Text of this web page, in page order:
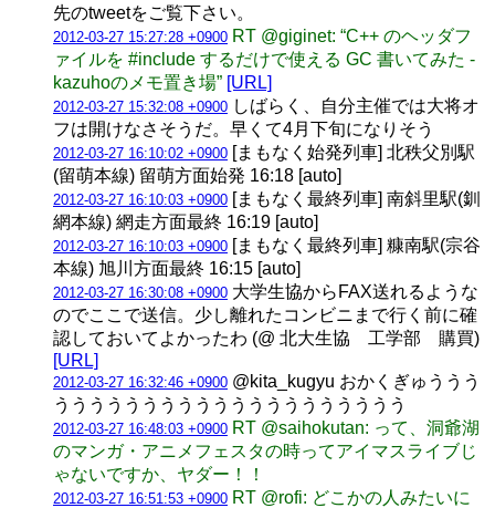
先のtweetをご覧下さい。
2012-03-27 15:27:28 +0900 RT @giginet: “C++ のヘッダフ
ァイルを #include するだけで使える GC 書いてみた -
kazuhoのメモ置き場” [URL]
2012-03-27 15:32:08 +0900 しばらく、自分主催では大将オ
フは開けなさそうだ。早くて4月下旬になりそう
2012-03-27 16:10:02 +0900 [まもなく始発列車] 北秩父別駅
(留萌本線) 留萌方面始発 16:18 [auto]
2012-03-27 16:10:03 +0900 [まもなく最終列車] 南斜里駅(釧
網本線) 網走方面最終 16:19 [auto]
2012-03-27 16:10:03 +0900 [まもなく最終列車] 糠南駅(宗谷
本線) 旭川方面最終 16:15 [auto]
2012-03-27 16:30:08 +0900 大学生協からFAX送れるような
のでここで送信。少し離れたコンビニまで行く前に確
認しておいてよかったわ (@ 北大生協 工学部 購買)
[URL]
2012-03-27 16:32:46 +0900 @kita_kugyu おかくぎゅううう
うううううううううううううううううううう
2012-03-27 16:48:03 +0900 RT @saihokutan: って、洞爺湖
のマンガ・アニメフェスタの時ってアイマスライブじ
ゃないですか、ヤダー！！
2012-03-27 16:51:53 +0900 RT @rofi: どこかの人みたいに